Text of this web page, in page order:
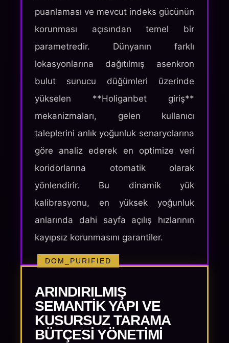
puanlaması ve mevcut indeks gücünün
korunması açısından temel bir
parametredir. Dünyanın farklı
lokasyonlarına dağıtılmış asenkron
bulut sunucu düğümleri üzerinde
yükselen **Holiganbet giriş**
mekanizmaları, gelen kullanıcı
taleplerini anlık yoğunluk senaryolarına
göre analiz ederek en optimize veri
koridorlarına otomatik olarak
yönlendirir. Bu dinamik yük
kalibrasyonu, en yüksek yoğunluk
anlarında dahi sayfa açılış hızlarının
kayıpsız korunmasını garantiler.
DOM_PURIFIED
ARINDIRILMIŞ
SEMANTIK YAPI VE
KUSURSUZ TARAMA
BÜTÇESI YÖNETIMI